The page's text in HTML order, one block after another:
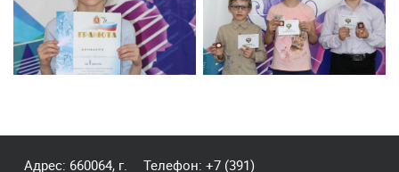
Адрес: 660064, г. Телефон:+7 (391)